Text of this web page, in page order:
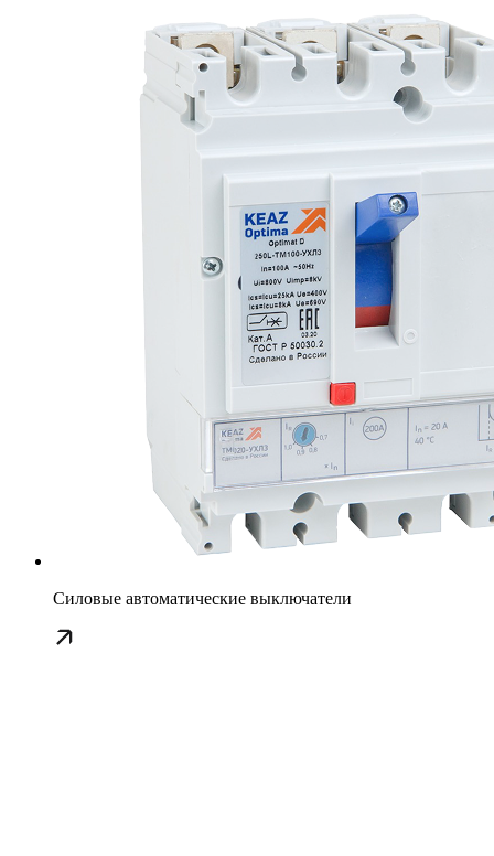
Силовые автоматические выключатели